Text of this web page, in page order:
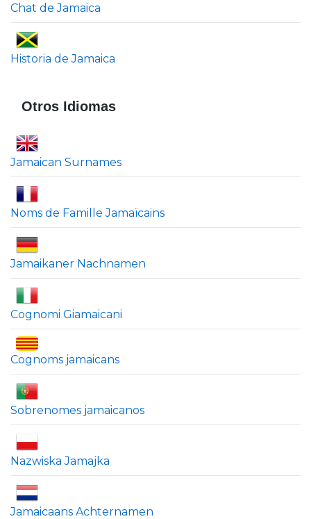
Chat de Jamaica
Historia de Jamaica
Otros Idiomas
Jamaican Surnames
Noms de Famille Jamaïcains
Jamaikaner Nachnamen
Cognomi Giamaicani
Cognoms jamaicans
Sobrenomes jamaicanos
Nazwiska Jamajka
Jamaicaans Achternamen